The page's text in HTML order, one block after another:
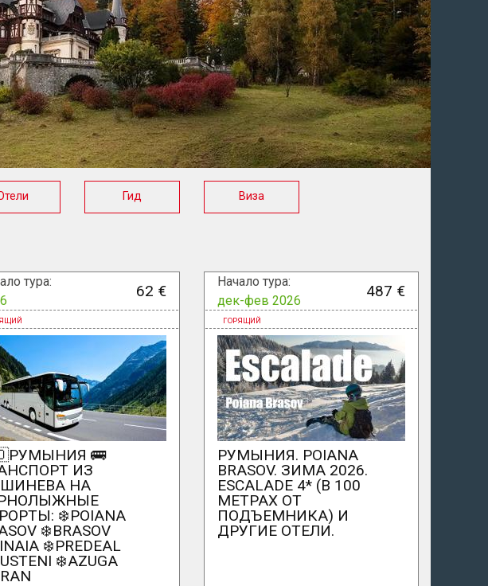
Гид Виза
тура:
62 €
🚌
ИЗ
НА
❄️POIANA
❄️BRASOV
❄️PREDEAL
❄️AZUGA
Начало тура:
дек-фев 2026
487 €
РУМЫНИЯ. POIANA
BRASOV. ЗИМА 2026.
ESCALADE 4* (В 100
МЕТРАХ ОТ
ПОДЪЕМНИКА) И
ДРУГИЕ ОТЕЛИ.